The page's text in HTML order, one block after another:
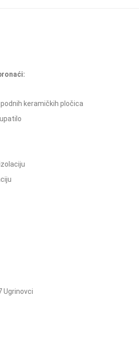
keramičkih pločica
Ugrinovci